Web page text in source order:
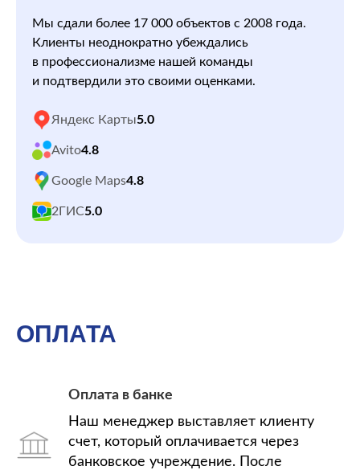
Мы сдали более 17 000 объектов с 2008 года.
Клиенты неоднократно убеждались
в профессионализме нашей команды
и подтвердили это своими оценками.
Яндекс Карты5.0
Avito4.8
Google Maps4.8
2ГИС5.0
ОПЛАТА
Оплата в банке
Наш менеджер выставляет клиенту
счет, который оплачивается через
банковское учреждение. После